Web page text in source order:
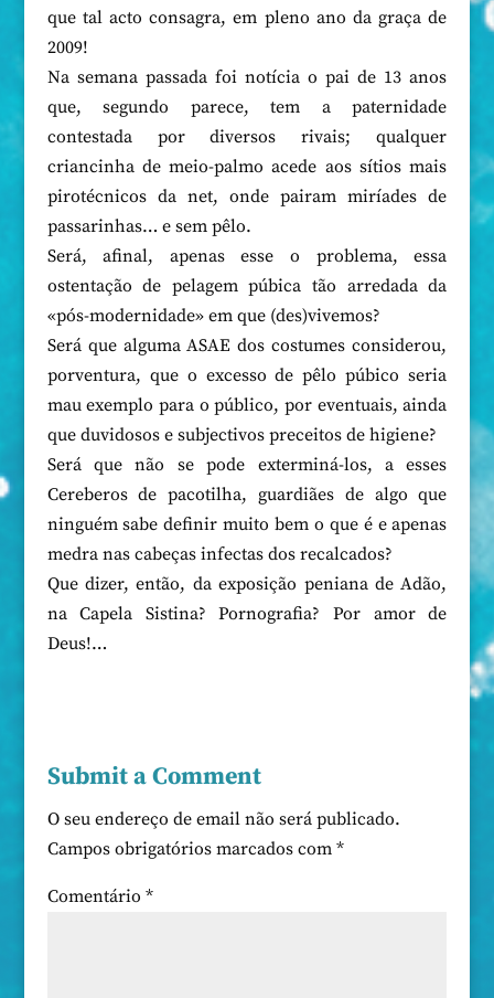
que tal acto consagra, em pleno ano da graça de
2009!
Na semana passada foi notícia o pai de 13 anos
que, segundo parece, tem a paternidade
contestada por diversos rivais; qualquer
criancinha de meio-palmo acede aos sítios mais
pirotécnicos da net, onde pairam miríades de
passarinhas… e sem pêlo.
Será, afinal, apenas esse o problema, essa
ostentação de pelagem púbica tão arredada da
«pós-modernidade» em que (des)vivemos?
Será que alguma ASAE dos costumes considerou,
porventura, que o excesso de pêlo púbico seria
mau exemplo para o público, por eventuais, ainda
que duvidosos e subjectivos preceitos de higiene?
Será que não se pode exterminá-los, a esses
Cereberos de pacotilha, guardiães de algo que
ninguém sabe definir muito bem o que é e apenas
medra nas cabeças infectas dos recalcados?
Que dizer, então, da exposição peniana de Adão,
na Capela Sistina? Pornografia? Por amor de
Deus!…
Submit a Comment
O seu endereço de email não será publicado.
Campos obrigatórios marcados com *
Comentário *